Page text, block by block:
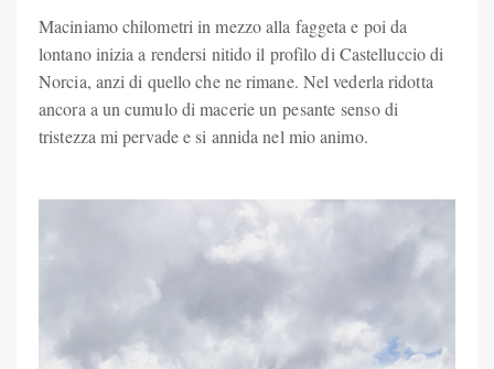
Maciniamo chilometri in mezzo alla faggeta e poi da
lontano inizia a rendersi nitido il profilo di Castelluccio di
Norcia, anzi di quello che ne rimane. Nel vederla ridotta
ancora a un cumulo di macerie un pesante senso di
tristezza mi pervade e si annida nel mio animo.